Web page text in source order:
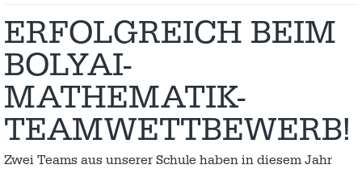
ERFOLGREICH BEIM
BOLYAI-
MATHEMATIK-
TEAMWETTBEWERB!
Zwei Teams aus unserer Schule haben in diesem Jahr